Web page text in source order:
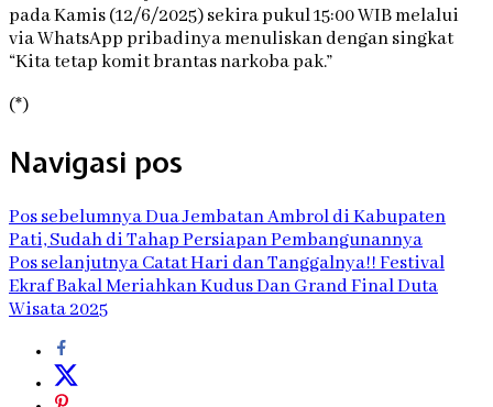
pada Kamis (12/6/2025) sekira pukul 15:00 WIB melalui
via WhatsApp pribadinya menuliskan dengan singkat
“Kita tetap komit brantas narkoba pak.”
(*)
Navigasi pos
Pos sebelumnyaDua Jembatan Ambrol di Kabupaten
Pati, Sudah di Tahap Persiapan Pembangunannya
Pos selanjutnyaCatat Hari dan Tanggalnya!! Festival
Ekraf Bakal Meriahkan Kudus Dan Grand Final Duta
Wisata 2025